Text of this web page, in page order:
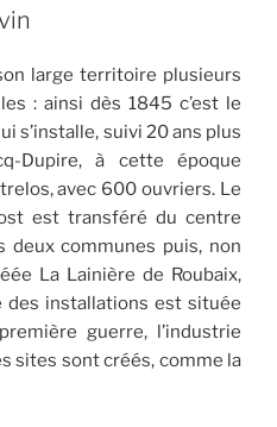
large territoire plusieurs
: ainsi dès 1845 c’est le
s’installe, suivi 20 ans plus
Dupire, à cette époque
avec 600 ouvriers. Le
est transféré du centre
deux communes puis, non
La Lainière de Roubaix,
des installations est située
guerre, l’industrie
sites sont créés, comme la